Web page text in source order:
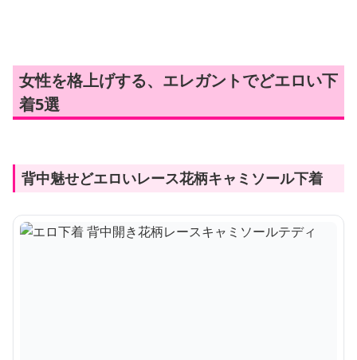
女性を格上げする、エレガントでどエロい下
着5選
背中魅せどエロいレース花柄キャミソール下着